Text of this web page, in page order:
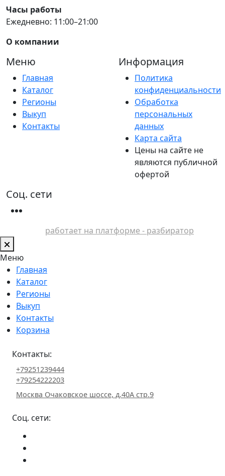
Часы работы
Ежедневно: 11:00–21:00
О компании
Меню
Главная
Каталог
Регионы
Выкуп
Контакты
Информация
Политика
конфиденциальности
Обработка
персональных
данных
Карта сайта
Цены на сайте не
являются публичной
офертой
Соц. сети
работает на платформе - разбиратор
Меню
Главная
Каталог
Регионы
Выкуп
Контакты
Корзина
Контакты:
+79251239444
+79254222203
Москва Очаковское шоссе, д.40А стр.9
Соц. сети: